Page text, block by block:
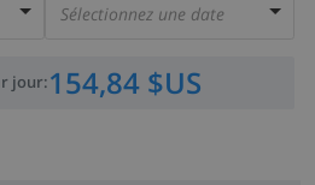
Sélectionnez une date
jour:154,84 $US